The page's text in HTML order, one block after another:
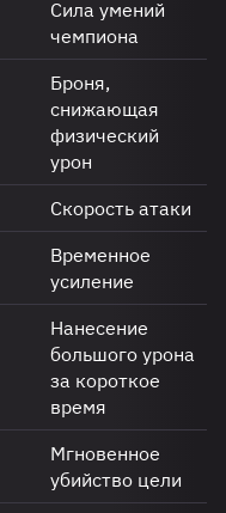
Сила умений
чемпиона
Броня,
снижающая
физический
урон
Скорость атаки
Временное
усиление
Нанесение
большого урона
за короткое
время
Мгновенное
убийство цели